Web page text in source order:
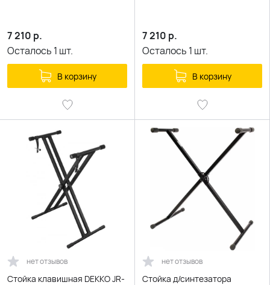
7 210 р.
Осталось 1 шт.
В корзину
7 210 р.
Осталось 1 шт.
В корзину
нет отзывов
Стойка клавишная DEKKO JR-
нет отзывов
Стойка д/синтезатора